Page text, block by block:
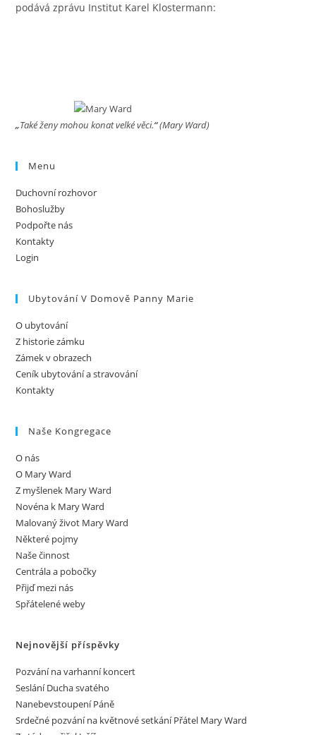
podává zprávu Institut Karel Klostermann:
„Také ženy mohou konat velké věci.“(Mary Ward)
Menu
Duchovní rozhovor
Bohoslužby
Podpořte nás
Kontakty
Login
Ubytování V Domově Panny Marie
O ubytování
Z historie zámku
Zámek v obrazech
Ceník ubytování a stravování
Kontakty
Naše Kongregace
O nás
O Mary Ward
Z myšlenek Mary Ward
Novéna k Mary Ward
Malovaný život Mary Ward
Některé pojmy
Naše činnost
Centrála a pobočky
Přijď mezi nás
Spřátelené weby
Nejnovější příspěvky
Pozvání na varhanní koncert
Seslání Ducha svatého
Nanebevstoupení Páně
Srdečné pozvání na květnové setkání Přátel Mary Ward